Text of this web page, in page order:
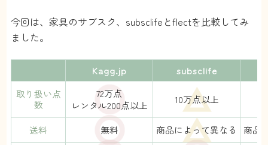
今回は、家具のサブスク、subsclifeとflectを比較してみ
ました。
Kagg.jp
subsclife
取り扱い点
数
72万点
レンタル200点以上
10万点以上
送料
無料 商品によって異なる
商品